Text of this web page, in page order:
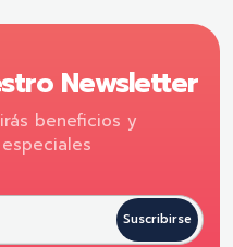
Newsletter
beneficios y